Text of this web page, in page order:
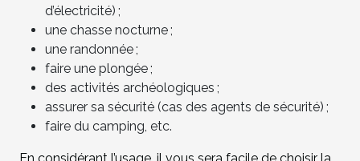
d’électricité) ;
une chasse nocturne ;
une randonnée ;
faire une plongée ;
des activités archéologiques ;
assurer sa sécurité (cas des agents de sécurité) ;
faire du camping, etc.